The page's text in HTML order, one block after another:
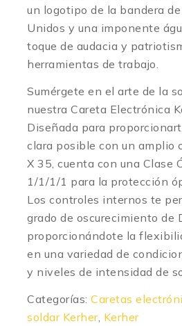
un logotipo de la bandera
Unidos y una imponente
toque de audacia y
herramientas de trabajo.
Sumérgete en el arte de la
nuestra Careta Electrónica
Diseñada para
clara posible con un amplio
X 35, cuenta con una Clase
1/1/1/1 para la protección
Los controles internos te
grado de oscurecimiento de
proporcionándote la
en una variedad de
y niveles de intensidad de
Categorías: Caretas
soldar Kerher, Kerher